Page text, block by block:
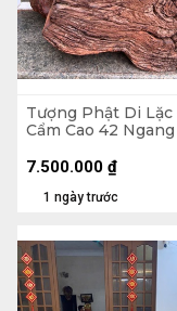
Tượng Phật Di Lặc
Cẩm Cao 42 Ngang
1 ngày trước
7.500.000 ₫